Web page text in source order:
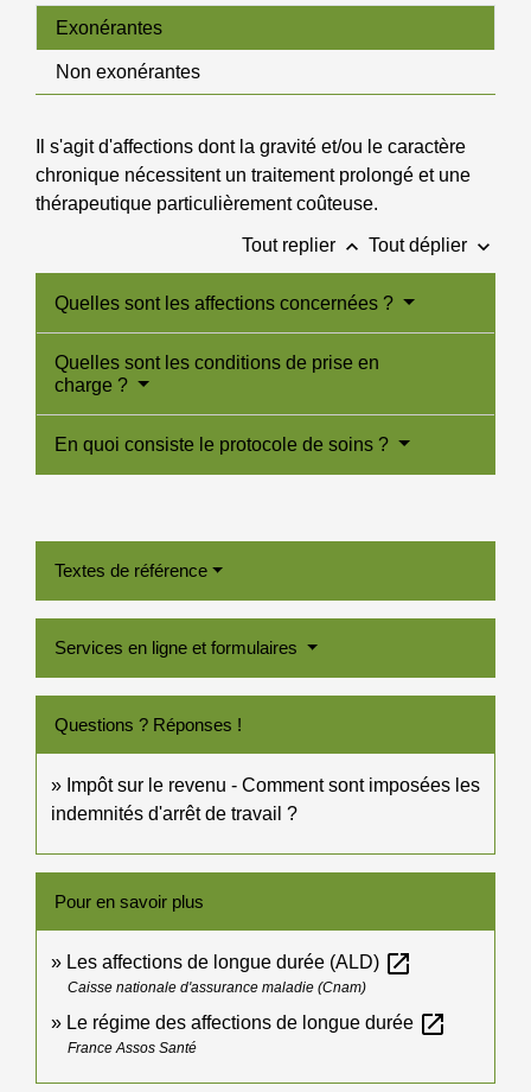
Exonérantes
Non exonérantes
Il s'agit d'affections dont la gravité et/ou le caractère
chronique nécessitent un traitement prolongé et une
thérapeutique particulièrement coûteuse.
Tout replier keyboard_arrow_up Tout déplier keyboard_arrow_down
Quelles sont les affections concernées ?
Quelles sont les conditions de prise en
charge ?
En quoi consiste le protocole de soins ?
Textes de référence
Services en ligne et formulaires
Questions ? Réponses !
Impôt sur le revenu - Comment sont imposées les
indemnités d'arrêt de travail ?
Pour en savoir plus
Les affections de longue durée (ALD) open_in_new
Caisse nationale d'assurance maladie (Cnam)
Le régime des affections de longue durée open_in_new
France Assos Santé